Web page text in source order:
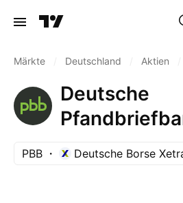
Märkte Deutschland Aktien
Deutsche
PBB Deutsche Borse